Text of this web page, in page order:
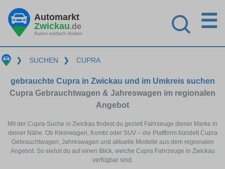
Automarkt
Zwickau.de
Autos einfach finden
☰
❯ SUCHEN ❯ CUPRA
gebrauchte Cupra in Zwickau und im Umkreis suchen
Cupra Gebrauchtwagen & Jahreswagen im regionalen
Angebot
Mit der Cupra-Suche in Zwickau findest du gezielt Fahrzeuge dieser Marke in
deiner Nähe. Ob Kleinwagen, Kombi oder SUV – die Plattform bündelt Cupra
Gebrauchtwagen, Jahreswagen und aktuelle Modelle aus dem regionalen
Angebot. So siehst du auf einen Blick, welche Cupra Fahrzeuge in Zwickau
verfügbar sind.